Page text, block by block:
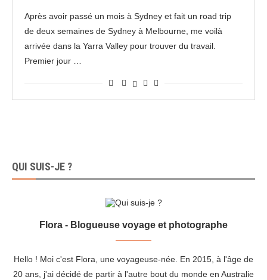
Après avoir passé un mois à Sydney et fait un road trip
de deux semaines de Sydney à Melbourne, me voilà
arrivée dans la Yarra Valley pour trouver du travail.
Premier jour …
QUI SUIS-JE ?
Flora - Blogueuse voyage et photographe
Hello ! Moi c'est Flora, une voyageuse-née. En 2015, à l'âge de
20 ans, j'ai décidé de partir à l'autre bout du monde en Australie